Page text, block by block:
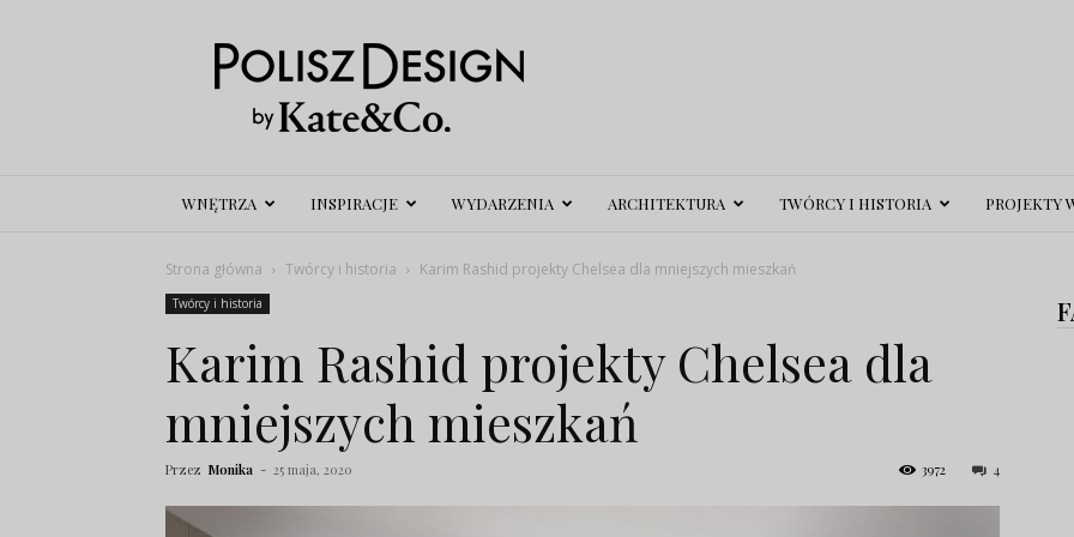
Polisz
Design
WNĘTRZA INSPIRACJE WYDARZENIA ARCHITEKTURA TWÓRCY I HISTORIA PROJEKTY
Strona główna Twórcy i historia Karim Rashid projekty Chelsea dla mniejszych mieszkań
Twórcy i historia
Karim Rashid projekty Chelsea dla
mniejszych mieszkań
Przez Monika - 25 maja, 2020 4
3972